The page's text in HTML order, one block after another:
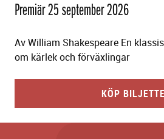
Premiär 25 september 2026
Av William Shakespeare En
om kärlek och förväxlingar
KÖP